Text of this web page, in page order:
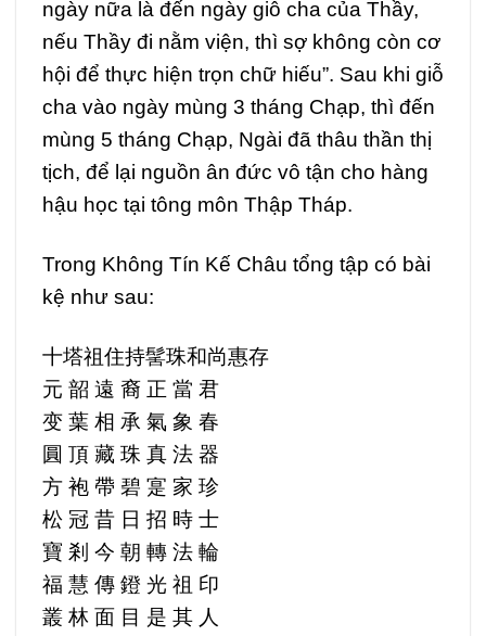
ngày nữa là đến ngày giỗ cha của Thầy,
nếu Thầy đi nằm viện, thì sợ không còn cơ
hội để thực hiện trọn chữ hiếu”. Sau khi giỗ
cha vào ngày mùng 3 tháng Chạp, thì đến
mùng 5 tháng Chạp, Ngài đã thâu thần thị
tịch, để lại nguồn ân đức vô tận cho hàng
hậu học tại tông môn Thập Tháp.
Trong Không Tín Kế Châu tổng tập có bài
kệ như sau:
十塔祖住持髺珠和尚惠存
元 韶 遠 裔 正 當 君
变 葉 相 承 氣 象 春
圓 頂 藏 珠 真 法 器
方 袍 帶 碧 寔 家 珍
松 冠 昔 日 招 時 士
寶 剎 今 朝 轉 法 輪
福 慧 傳 鐙 光 祖 印
叢 林 面 目 是 其 人